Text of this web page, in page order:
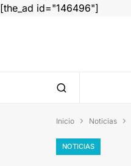
[the_ad id="146496"]
Inicio  Noticias 
NOTICIAS